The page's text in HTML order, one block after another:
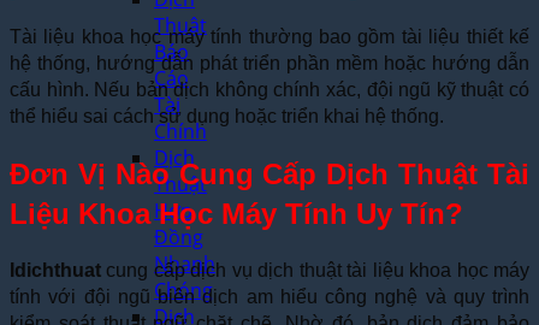
Thuật
Báo
Cáo
Tài
Chính
Dịch
Thuật
Hợp
Đồng
Nhanh
Chóng
Dịch
Tài liệu khoa học máy tính thường bao gồm tài liệu thiết kế
hệ thống, hướng dẫn phát triển phần mềm hoặc hướng dẫn
cấu hình. Nếu bản dịch không chính xác, đội ngũ kỹ thuật có
thể hiểu sai cách sử dụng hoặc triển khai hệ thống.
Đơn Vị Nào Cung Cấp Dịch Thuật Tài
Liệu Khoa Học Máy Tính Uy Tín?
Idichthuat cung cấp dịch vụ dịch thuật tài liệu khoa học máy
tính với đội ngũ biên dịch am hiểu công nghệ và quy trình